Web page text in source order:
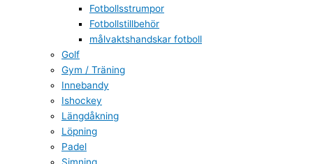
Fotbollsstrumpor
Fotbollstillbehör
målvaktshandskar fotboll
Golf
Gym / Träning
Innebandy
Ishockey
Längdåkning
Löpning
Padel